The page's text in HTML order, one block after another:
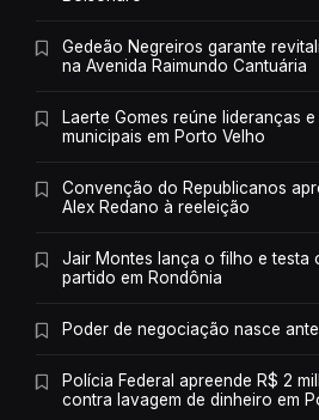
Gedeão Negreiros garante
na Avenida Raimundo Cantuária
Laerte Gomes reúne lideranças
municipais em Porto Velho
Convenção do Republicanos
Alex Redano à reeleição
Jair Montes lança o filho e testa
partido em Rondônia
Poder de negociação nasce
Polícia Federal apreende R$ 2
contra lavagem de dinheiro em